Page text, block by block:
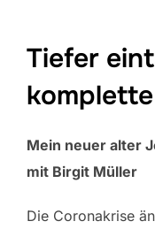
Tiefer
Mein neuer alter
mit Birgit Müller
Die Coronakrise